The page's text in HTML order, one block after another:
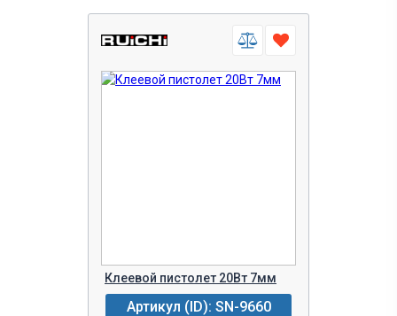
Клеевой пистолет 20Вт 7мм
Артикул (ID): SN-9660